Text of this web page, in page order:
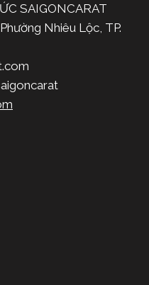
SAIGONCARAT
Nhiêu Lộc, TP.